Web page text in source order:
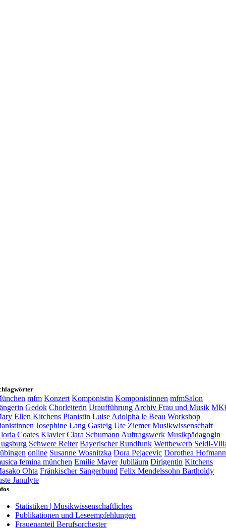
mfm Konzert Komponistin Komponistinnen mfmSalon
Gedok Chorleiterin Uraufführung Archiv Frau und Musik
Ellen Kitchens Pianistin Luise Adolpha le Beau Workshop
Josephine Lang Gasteig Ute Ziemer Musikwissenschaft
Coates Klavier Clara Schumann Auftragswerk Musikpädagogin
Schwere Reiter Bayerischer Rundfunk Wettbewerb Seidl-
online Susanne Wosnitzka Dora Pejacevic Dorothea Hofmann
femina münchen Emilie Mayer Jubiläum Dirigentin Kitchens
Ohta Fränkischer Sängerbund Felix Mendelssohn Bartholdy
Janulyte
Statistiken | Musikwissenschaftliches
Publikationen und Leseempfehlungen
Frauenanteil Berufsorchester